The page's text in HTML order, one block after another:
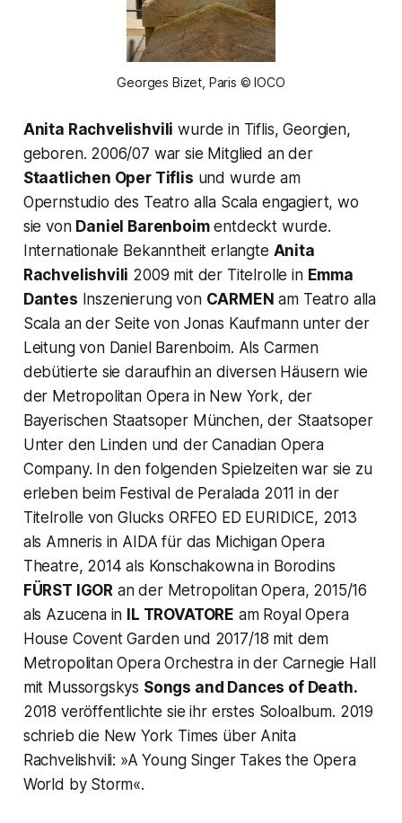
Georges Bizet, Paris © IOCO
Anita Rachvelishvili wurde in Tiflis, Georgien,
geboren. 2006/07 war sie Mitglied an der
Staatlichen Oper Tiflis und wurde am
Opernstudio des Teatro alla Scala engagiert, wo
sie von Daniel Barenboimentdeckt wurde.
Internationale Bekanntheit erlangte Anita
Rachvelishvili 2009 mit der Titelrolle in Emma
Dantes Inszenierung von CARMEN am Teatro alla
Scala an der Seite von Jonas Kaufmann unter der
Leitung von Daniel Barenboim. Als Carmen
debütierte sie daraufhin an diversen Häusern wie
der Metropolitan Opera in New York, der
Bayerischen Staatsoper München, der Staatsoper
Unter den Linden und der Canadian Opera
Company. In den folgenden Spielzeiten war sie zu
erleben beim Festival de Peralada 2011 in der
Titelrolle von Glucks ORFEO ED EURIDICE, 2013
als Amneris in AIDA für das Michigan Opera
Theatre, 2014 als Konschakowna in Borodins
FÜRST IGOR an der Metropolitan Opera, 2015/16
als Azucena in IL TROVATORE am Royal Opera
House Covent Garden und 2017/18 mit dem
Metropolitan Opera Orchestra in der Carnegie Hall
mit Mussorgskys Songs and Dances of Death.
2018 veröffentlichte sie ihr erstes Soloalbum. 2019
schrieb die New York Times über Anita
Rachvelishvili: »A Young Singer Takes the Opera
World by Storm«.